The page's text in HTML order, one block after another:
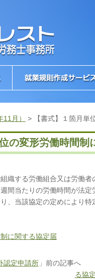
月） > 【書式】１箇月単
の変形労働時間制
織する労働組合又は労働
間当たりの労働時間が法
、当該協定の定めにより
に関する協定届
認定申請所」前の記事へ
る協